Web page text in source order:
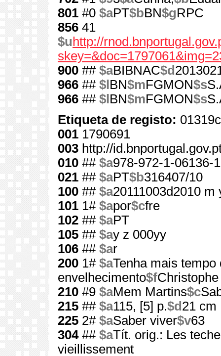
801 #0 $aPT$bBN$gRPC
856 41
$u http://
900 ## $aBIBNAC$d
966 ## $l BN$mFGMON$s
966 ## $l BN$mFGMON$s
Etiqueta de registo:
001 1790691
003 http://
010 ## $a978-972-1-06136-1
021 ## $aPT$b316407/10
100 ## $a20111003d2010 m
101 1# $apor$cfre
102 ## $aPT
105 ## $ay z 000yy
106 ## $ar
200 1# $aTenha mais tempo
envelhecimento$f
210 #9 $aMem Martins$c
215 ## $a115, [5] p.$d 21 cm
225 2# $aSaber viver$v63
304## $aTít. orig.: Les
vieillissement